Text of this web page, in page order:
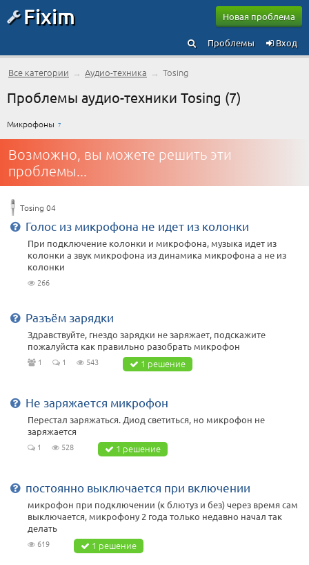
Fixim Новая проблема
Вход
Проблемы
Все категории → Аудио-техника → Tosing
Проблемы аудио-техники Tosing (7)
Микрофоны 7
Возможно, вы можете решить эти
проблемы...
Tosing 04
Голос из микрофона не идет из колонки
При подключение колонки и микрофона, музыка идет из
колонки а звук микрофона из динамика микрофона а не из
колонки
266
Разъём зарядки
Здравствуйте, гнездо зарядки не заряжает, подскажите
пожалуйста как правильно разобрать микрофон
1 1 543 1 решение
Не заряжается микрофон
Перестал заряжаться. Диод светиться, но микрофон не
заряжается
1 528 1 решение
постоянно выключается при включении
микрофон при подключении (к блютуз и без) через время сам
выключается, микрофону 2 года только недавно начал так
делать
619 1 решение